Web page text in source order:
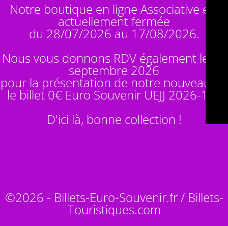
Notre boutique en ligne Associative est
actuellement fermée
du 28/07/2026 au 17/08/2026.
Nous vous donnons RDV également le 14
septembre 2026
pour la présentation de notre nouveauté :
le billet 0€ Euro Souvenir UEJJ 2026-10
D'ici là, bonne collection !
©2026 - Billets-Euro-Souvenir.fr / Billets-
Touristiques.com